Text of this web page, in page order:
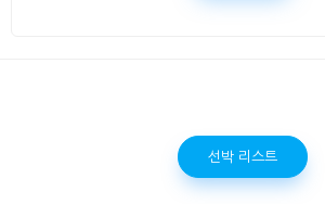
선박 리스트